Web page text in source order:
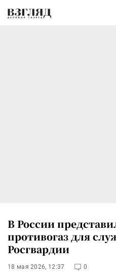
В России
противогаз для
Росгвардии
18 мая 2026, 12:37 0